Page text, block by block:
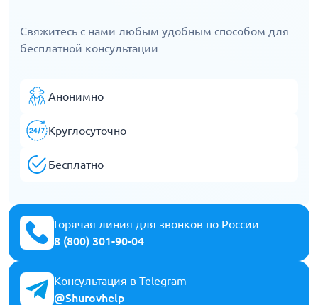
Свяжитесь с нами любым удобным способом для
бесплатной консультации
Анонимно
Круглосуточно
Бесплатно
Горячая линия для звонков по России
8 (800) 301-90-04
Консультация в Telegram
@Shurovhelp